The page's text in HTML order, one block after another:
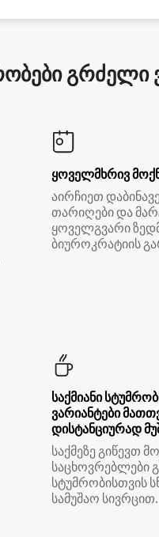
გრძელი
ყოველმხრივ
აირჩიეთ
თარიღები და
ყოველგვარი
ბიუროკრატიის
საქმიანი
ვარიანტები
დისტანციურად
საქმეზე გიწევთ
საცხოვრებლები
სტუმრობისთვის
სამუშაო სივრცით.